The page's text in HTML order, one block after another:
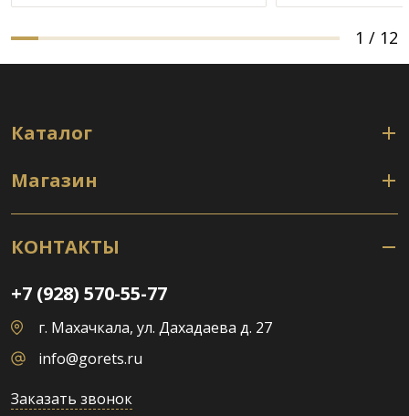
1 / 12
Каталог
Магазин
КОНТАКТЫ
+7 (928) 570-55-77
г. Махачкала, ул. Дахадаева д. 27
info@gorets.ru
Заказать звонок